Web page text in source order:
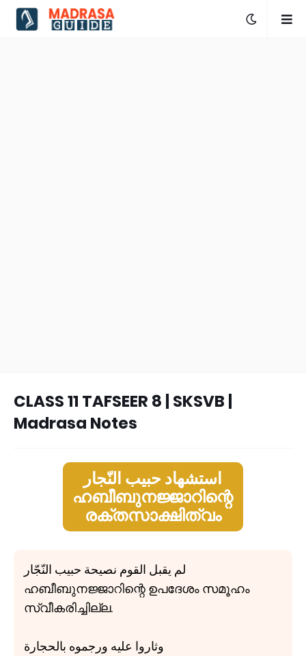
CLASS 11 TAFSEER 8 | SKSVB |
Madrasa Notes
استشهاد حبيب النّجار
ഹബീബുനജ്ജാറിന്റെ
രക്തസാക്ഷിത്വം
لم يقبل القوم نصيحة حبيب النّجّار
ഹബീബുനജ്ജാറിന്റെ ഉപദേശം സമൂഹം
സ്വീകരിച്ചില്ല.
وثاروا عليه ورجموه بالحجارة